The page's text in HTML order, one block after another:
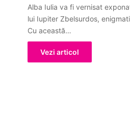
Alba Iulia va fi vernisat
lui Iupiter Zbelsurdos,
Cu această…
Vezi articol